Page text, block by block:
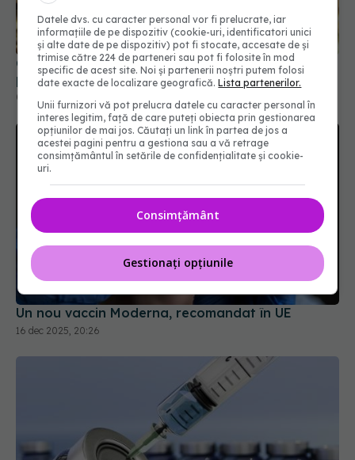
Ce vaccin ar trebui să își facă neapărat
persoanele pasionate de vânătoare și drumeții
03 iul 2026, 09:45
Un nou vaccin Moderna, recomandat în UE
16 dec 2025, 20:26
Datele dvs. cu caracter personal vor fi prelucrate, iar
informațiile de pe dispozitiv (cookie-uri, identificatori unici
și alte date de pe dispozitiv) pot fi stocate, accesate de și
trimise către 224 de parteneri sau pot fi folosite în mod
specific de acest site. Noi și partenerii noștri putem folosi
date exacte de localizare geografică.Lista partenerilor.
Unii furnizori vă pot prelucra datele cu caracter personal în
interes legitim, față de care puteți obiecta prin gestionarea
opțiunilor de mai jos. Căutați un link în partea de jos a
acestei pagini pentru a gestiona sau a vă retrage
consimțământul în setările de confidențialitate și cookie-
uri.
Consimțământ
Gestionați opțiunile